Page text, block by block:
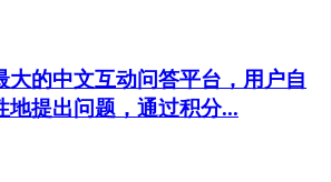
大的中文互动问答平台，用户自
地提出问题，通过积分...